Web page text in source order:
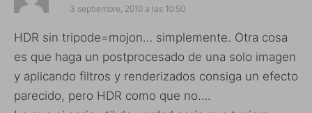
3 septiembre, 2010 a las 10:50
HDR sin tripode=mojon… simplemente. Otra cosa
es que haga un postprocesado de una solo imagen
y aplicando filtros y renderizados consiga un efecto
parecido, pero HDR como que no….